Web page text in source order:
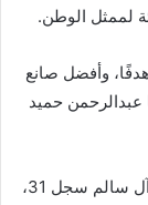
ويملك برقان هداف البطولة محسن رمضان بـ58 هدفًا، وأفضل صانع
تصديًا عبدالرحمن حميد
أما الخليج، فيمتلك توزيعًا أوسع للأهداف؛ مجتبى آل سالم سجل 31،